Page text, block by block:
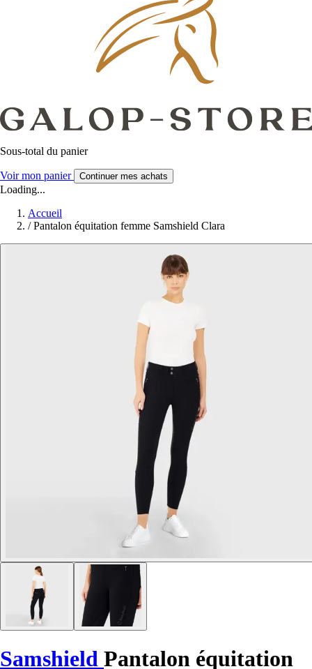
Sous-total du panier
Voir mon panier Continuer mes achats
Loading...
Accueil
/ Pantalon équitation femme Samshield Clara
Samshield Pantalon équitation